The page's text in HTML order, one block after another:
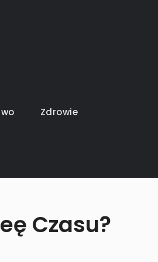
Zdrowie
Czasu?